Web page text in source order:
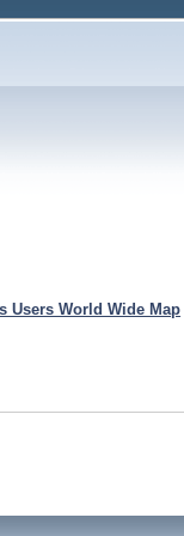
Users World Wide Map